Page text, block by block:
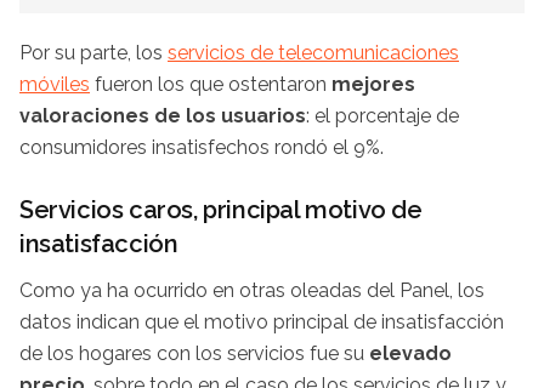
Por su parte, los servicios de telecomunicaciones
móviles fueron los que ostentaron mejores
valoraciones de los usuarios: el porcentaje de
consumidores insatisfechos rondó el 9%.
Servicios caros, principal motivo de
insatisfacción
Como ya ha ocurrido en otras oleadas del Panel, los
datos indican que el motivo principal de insatisfacción
de los hogares con los servicios fue su elevado